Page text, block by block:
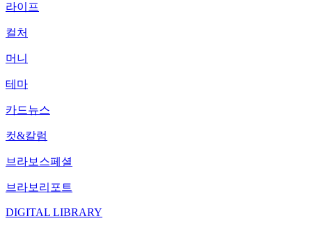
라이프
컬처
머니
테마
카드뉴스
컷&칼럼
브라보스페셜
브라보리포트
DIGITAL LIBRARY